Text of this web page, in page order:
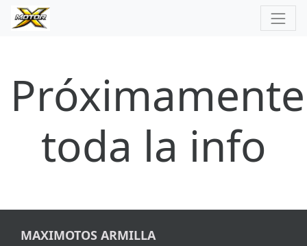
Próximamente
toda la info
MAXIMOTOS ARMILLA